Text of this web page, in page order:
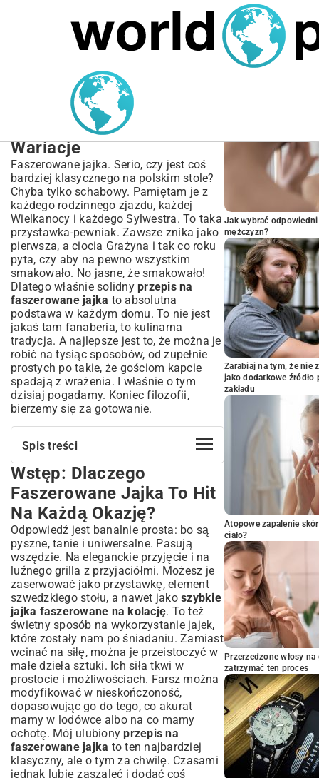
MARIUSZ ŁAMAGA 05.10.2025
Prosty Przepis na
Faszerowane Jajka |
Klasyczne i Nowoczesne
Wariacje
Faszerowane jajka. Serio, czy jest coś
bardziej klasycznego na polskim stole?
Chyba tylko schabowy. Pamiętam je z
każdego rodzinnego zjazdu, każdej
Wielkanocy i każdego Sylwestra. To taka
przystawka-pewniak. Zawsze znika jako
pierwsza, a ciocia Grażyna i tak co roku
pyta, czy aby na pewno wszystkim
smakowało. No jasne, że smakowało!
Dlatego właśnie solidny przepis na
faszerowane jajka to absolutna
podstawa w każdym domu. To nie jest
jakaś tam fanaberia, to kulinarna
tradycja. A najlepsze jest to, że można je
robić na tysiąc sposobów, od zupełnie
prostych po takie, że gościom kapcie
spadają z wrażenia. I właśnie o tym
dzisiaj pogadamy. Koniec filozofii,
bierzemy się za gotowanie.
Spis treści
Wstęp: Dlaczego Faszerowane Jajka To
Hit Na Każdą Okazję?
Klasyczny Przepis Na Faszerowane
Jajka – Podstawa Sukcesu
Niezbędne Składniki Do Przygotowania
Jajek
Przygotowanie Krok Po Kroku – Idealne
Faszerowane Jajka
Kreatywne Wariacje: Odkryj Nowe Smaki
Faszerowanych Jajek
Tradycyjne Nadzienia – Smaki Dzieciństwa
Na Nowo
Nowoczesne Połączenia – Faszerowane
Jajka Z Nietypowym Farszem
Jajka Faszerowane W Wersji
Wegetariańskiej
Pomysły Na Farsz Z Mięsem Lub Rybą
Praktyczne Wskazówki: Jak
Przygotować Perfekcyjne Faszerowane
Jajka?
Idealne Gotowanie Jajek Na Twardo
Wstęp: Dlaczego
Faszerowane Jajka To Hit
Na Każdą Okazję?
Odpowiedź jest banalnie prosta: bo są
pyszne, tanie i uniwersalne. Pasują
wszędzie. Na eleganckie przyjęcie i na
luźnego grilla z przyjaciółmi. Możesz je
zaserwować jako przystawkę, element
szwedzkiego stołu, a nawet jako szybkie
jajka faszerowane na kolację. To też
świetny sposób na wykorzystanie jajek,
które zostały nam po śniadaniu. Zamiast
wcinać na siłę, można je przeistoczyć w
małe dzieła sztuki. Ich siła tkwi w
prostocie i możliwościach. Farsz można
modyfikować w nieskończoność,
dopasowując go do tego, co akurat
mamy w lodówce albo na co mamy
ochotę. Mój ulubionyprzepis na
faszerowane jajka to ten najbardziej
klasyczny, ale o tym za chwilę. Czasami
jednak lubię zaszaleć i dodać coś
Jak wybrać
mężczyzn?
Zarabiaj na tym, że nie
jako dodatkowe
zakładu
Atopowe zapalenie
ciało?
Przerzedzone włosy
zatrzymać ten proces